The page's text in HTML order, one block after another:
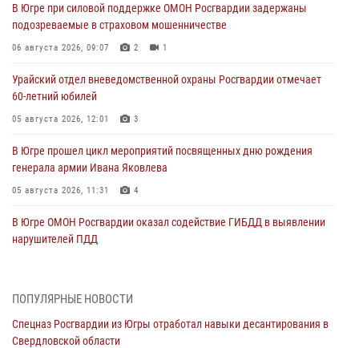
В Югре при силовой поддержке ОМОН Росгвардии задержаны
подозреваемые в страховом мошенничестве
06 августа 2026, 09:07 2 1
Урайский отдел вневедомственной охраны Росгвардии отмечает
60-летний юбилей
05 августа 2026, 12:01 3
В Югре прошел цикл мероприятий посвященных дню рождения
генерала армии Ивана Яковлева
05 августа 2026, 11:31 4
В Югре ОМОН Росгвардии оказал содействие ГИБДД в выявлении
нарушителей ПДД
В Югре сотрудники вневедомственной охраны Росгвардии пресекли
05 августа 2026, 05:56
ПОПУЛЯРНЫЕ НОВОСТИ
Спецназ Росгвардии из Югры отработал навыки десантирования в
Свердловской области